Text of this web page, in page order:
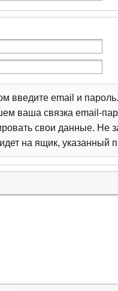
введите email и
ваша связка email-
свои данные. Не
на ящик, указанный